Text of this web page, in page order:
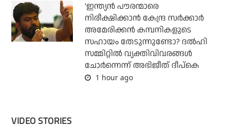
'ഇന്ത്യന്‍ പൗരന്മാരെ
നിരീക്ഷിക്കാന്‍ കേന്ദ്ര സര്‍ക്കാര്‍
അമേരിക്കന്‍ കമ്പനികളുടെ
സഹായം തേടുന്നുണ്ടോ? ദല്‍ഹി
സമ്മിറ്റില്‍ വ്യക്തിവിവരങ്ങള്‍
ചോര്‍ന്നെന്ന് അഭിജീത് ദീപ്‌കെ
1 hour ago
VIDEO STORIES